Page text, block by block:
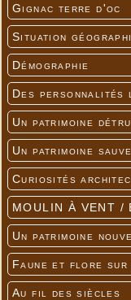
Gignac terre d'oc
Situation
Démographie
Des personnalités
Un patrimoine
Un patrimoine
Curiosités
MOULIN À VENT /
Un patrimoine
Faune et flore sur
Au fil des siècles